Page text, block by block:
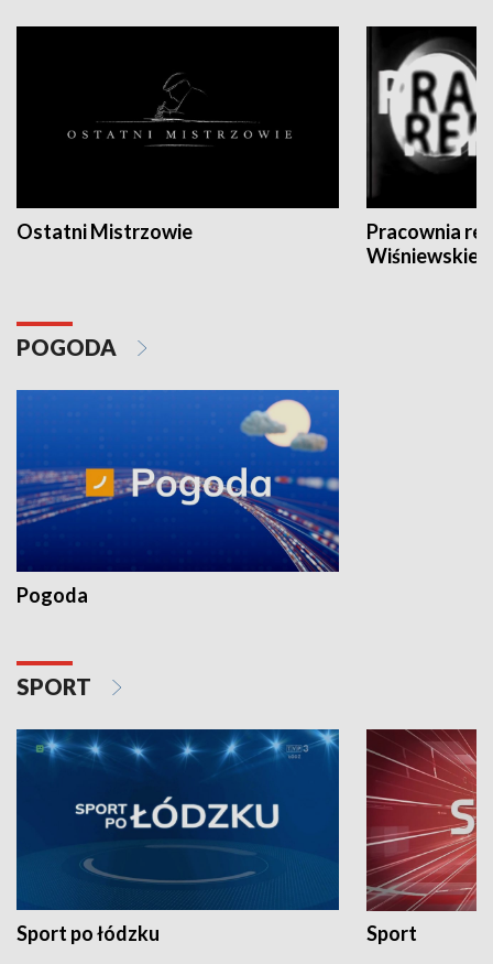
Ostatni Mistrzowie
Pracownia
POGODA
Pogoda
SPORT
Sport po łódzku Sport